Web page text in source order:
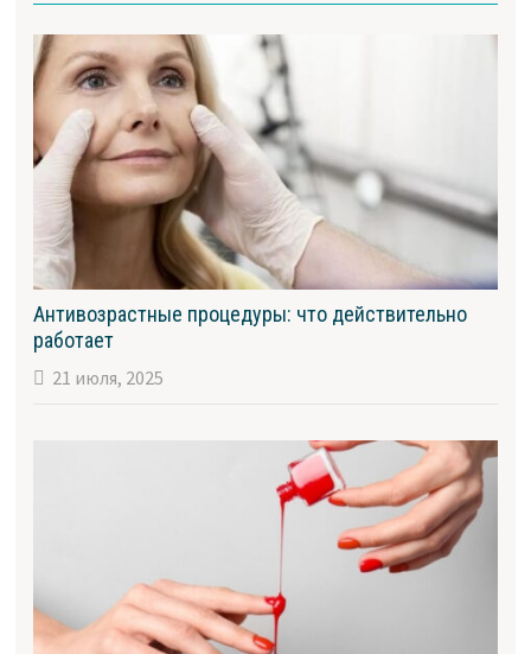
Антивозрастные процедуры: что действительно
работает
21 июля, 2025